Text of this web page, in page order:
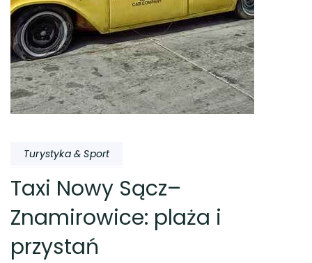
Turystyka & Sport
Taxi Nowy Sącz–
Znamirowice: plaża i
przystań